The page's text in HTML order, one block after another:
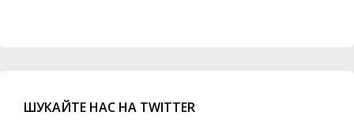
ШУКАЙТЕ НАС НА TWITTER